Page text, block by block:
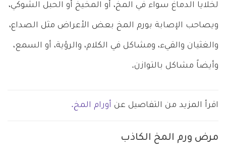
لخلايا الدماغ سواء في المخ، أو المخيخ أو الحبل الشوكي،
ويصاحب الإصابة بورم المخ بعض الأعراض مثل الصداع،
والغثيان والقيء، ومشاكل في الكلام، والرؤية، أو السمع،
وأيضاً مشاكل بالتوازن.
اقرأ المزيد من التفاصيل عن أورام المخ.
مرض ورم المخ الكاذب